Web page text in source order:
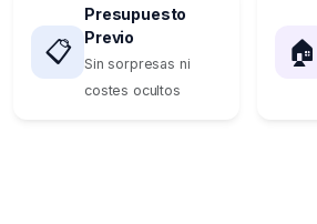
📋
Presupuesto
Previo
Sin sorpresas ni
costes ocultos
🏠